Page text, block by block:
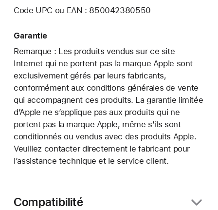
Code UPC ou EAN : 850042380550
Garantie
Remarque : Les produits vendus sur ce site
Internet qui ne portent pas la marque Apple sont
exclusivement gérés par leurs fabricants,
conformément aux conditions générales de vente
qui accompagnent ces produits. La garantie limitée
d’Apple ne s’applique pas aux produits qui ne
portent pas la marque Apple, même s’ils sont
conditionnés ou vendus avec des produits Apple.
Veuillez contacter directement le fabricant pour
l’assistance technique et le service client.
Compatibilité